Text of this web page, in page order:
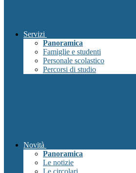
Servizi
Panoramica
Famiglie e studenti
Personale scolastico
Percorsi di studio
Novità
Panoramica
Le notizie